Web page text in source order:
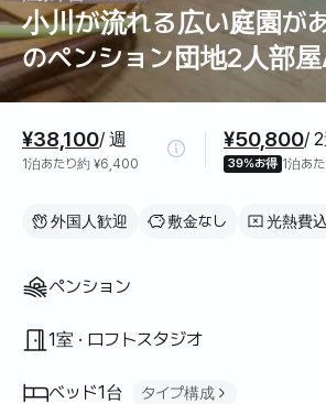
小川が流れる広い庭園が
のペンション団地2人部
¥38,100/ 週
1泊あたり約 ¥6,400
¥50,800/
39%お得 1泊あ
外国人歓迎 敷金なし 光熱費
間取り
ペンション
1室 · ロフトスタジオ
ベッド1台 タイプ構成